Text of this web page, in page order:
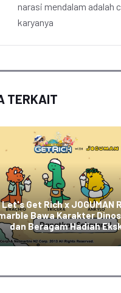
narasi mendalam adalah
karyanya
TERKAIT
Let's Get Rich x JOGUMAN
Bawa Karakter
dan Beragam Hadiah